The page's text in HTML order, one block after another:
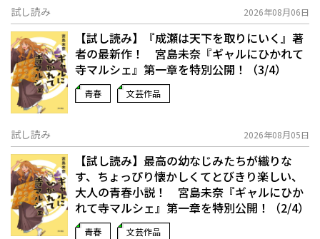
試し読み 2026年08月06日
【試し読み】『成瀬は天下を取りにいく』著
者の最新作！ 宮島未奈『ギャルにひかれて
寺マルシェ』第一章を特別公開！（3/4）
青春 文芸作品
試し読み 2026年08月05日
【試し読み】最高の幼なじみたちが織りな
す、ちょっぴり懐かしくてとびきり楽しい、
大人の青春小説！ 宮島未奈『ギャルにひか
れて寺マルシェ』第一章を特別公開！（2/4）
青春 文芸作品